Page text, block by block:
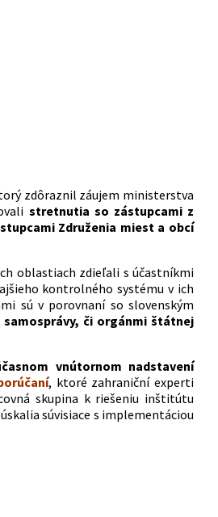
zdôraznil záujem ministerstva
stretnutia so zástupcami z
Združenia miest a obcí
oblastiach zdieľali s účastníkmi
kontrolného systému v ich
sú v porovnaní so slovenským
či orgánmi štátnej
vnútornom nadstavení
, ktoré zahraniční experti
skupina k riešeniu inštitútu
súvisiace s implementáciou